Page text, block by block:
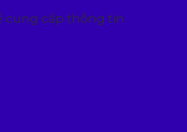
cung cấp thông tin